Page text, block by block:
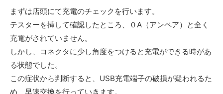
まずは店頭にて充電のチェックを行います。
テスターを挿して確認したところ、０A（アンペア）と全く
充電がされていません。
しかし、コネクタに少し角度をつけると充電ができる時があ
る状態でした。
この症状から判断すると、USB充電端子の破損が疑われるた
め、早速交換を行っていきます。